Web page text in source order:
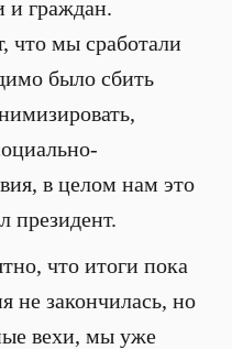
и граждан.
что мы сработали
было сбить
в целом нам это
президент.
что итоги пока
не закончилась, но
вехи, мы уже